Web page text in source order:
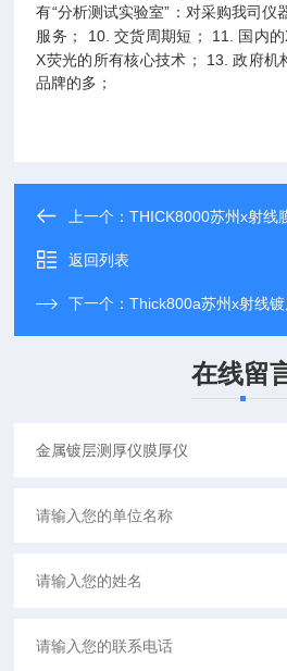
有“分析测试实验室”：对采购我司仪
服务；
10. 交货周期短； 11. 国内
X荧光的所有核心技术；
13.政府机
品牌的多；
上一个：THICK8000苏州x射线
返回列表
下一个：Thick800a苏州x射线
在线留